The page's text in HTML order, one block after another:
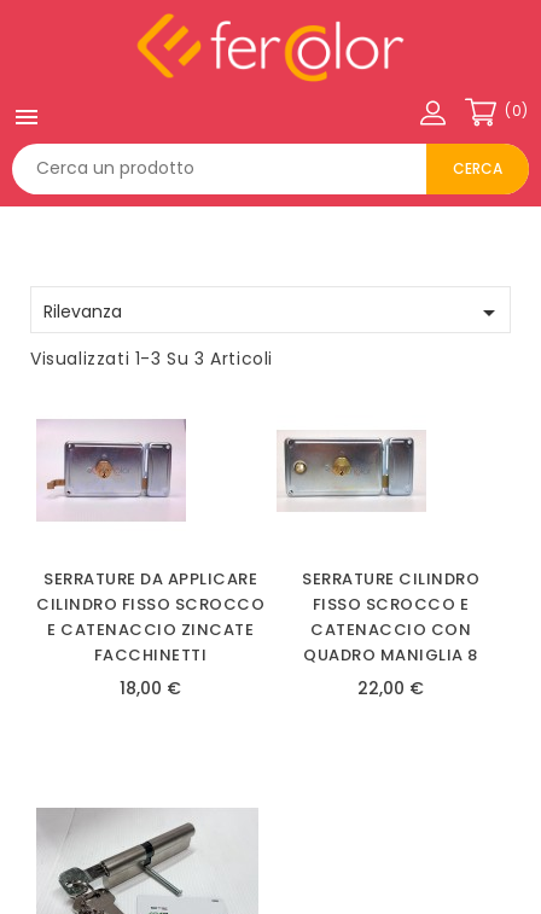
 (0)
CERCA
Rilevanza 
Visualizzati 1-3 Su 3 Articoli
SERRATURE DA APPLICARE
CILINDRO FISSO SCROCCO
E CATENACCIO ZINCATE
FACCHINETTI
18,00 €
SERRATURE CILINDRO
FISSO SCROCCO E
CATENACCIO CON
QUADRO MANIGLIA 8
22,00 €